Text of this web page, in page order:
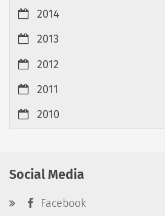
2014
2013
2012
2011
2010
Social Media
Facebook